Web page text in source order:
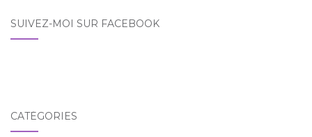
SUIVEZ-MOI SUR FACEBOOK
CATÉGORIES